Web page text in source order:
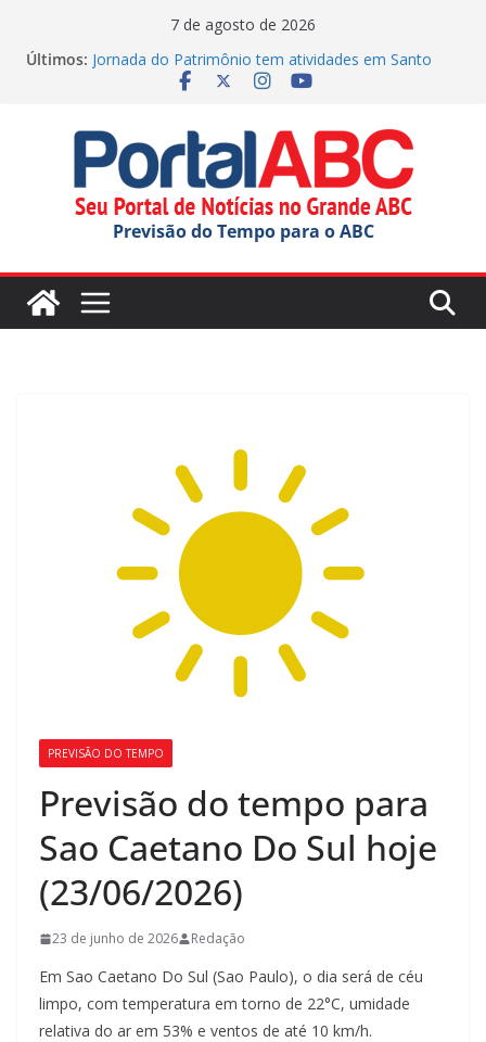
7 de agosto de 2026
Últimos: Jornada do Patrimônio tem atividades em Santo
Previsão do tempo para Rio Grande Da Serra hoje
(06/08/2026)
Diniz reclama da arbitragem e fala sobre Memphis:
“Próximo”
SBC elege Miss e Mister Terceira Idade 2026
Previsão do Tempo para o ABC
PREVISÃO DO TEMPO
Previsão do tempo para
Sao Caetano Do Sul hoje
(23/06/2026)
23 de junho de 2026 Redação
Em Sao Caetano Do Sul (Sao Paulo), o dia será de céu
limpo, com temperatura em torno de 22°C, umidade
relativa do ar em 53% e ventos de até 10 km/h.